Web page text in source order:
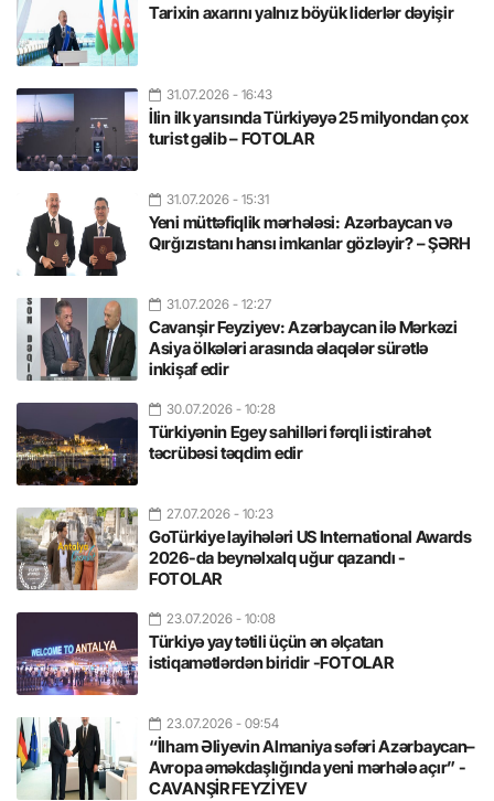
Tarixin axarını yalnız böyük liderlər dəyişir
31.07.2026 - 16:43
İlin ilk yarısında Türkiyəyə 25 milyondan çox
turist gəlib – FOTOLAR
31.07.2026 - 15:31
Yeni müttəfiqlik mərhələsi: Azərbaycan və
Qırğızıstanı hansı imkanlar gözləyir? – ŞƏRH
31.07.2026 - 12:27
Cavanşir Feyziyev: Azərbaycan ilə Mərkəzi
Asiya ölkələri arasında əlaqələr sürətlə
inkişaf edir
30.07.2026 - 10:28
Türkiyənin Egey sahilləri fərqli istirahət
təcrübəsi təqdim edir
27.07.2026 - 10:23
GoTürkiye layihələri US International Awards
2026-da beynəlxalq uğur qazandı -
FOTOLAR
23.07.2026 - 10:08
Türkiyə yay tətili üçün ən əlçatan
istiqamətlərdən biridir -FOTOLAR
23.07.2026 - 09:54
“İlham Əliyevin Almaniya səfəri Azərbaycan–
Avropa əməkdaşlığında yeni mərhələ açır” -
CAVANŞİR FEYZİYEV